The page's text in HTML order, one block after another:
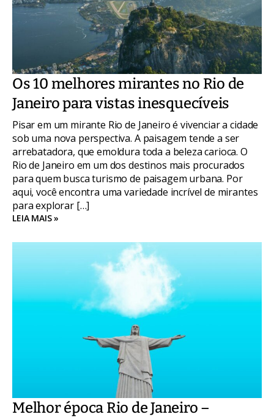
Os 10 melhores mirantes no Rio de
Janeiro para vistas inesquecíveis
Pisar em um mirante Rio de Janeiro é vivenciar a cidade
sob uma nova perspectiva. A paisagem tende a ser
arrebatadora, que emoldura toda a beleza carioca. O
Rio de Janeiro em um dos destinos mais procurados
para quem busca turismo de paisagem urbana. Por
aqui, você encontra uma variedade incrível de mirantes
para explorar […]
LEIA MAIS »
Melhor época Rio de Janeiro –